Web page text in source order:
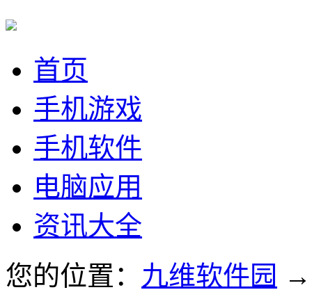
首页
手机游戏
手机软件
电脑应用
资讯大全
您的位置： 九维软件园